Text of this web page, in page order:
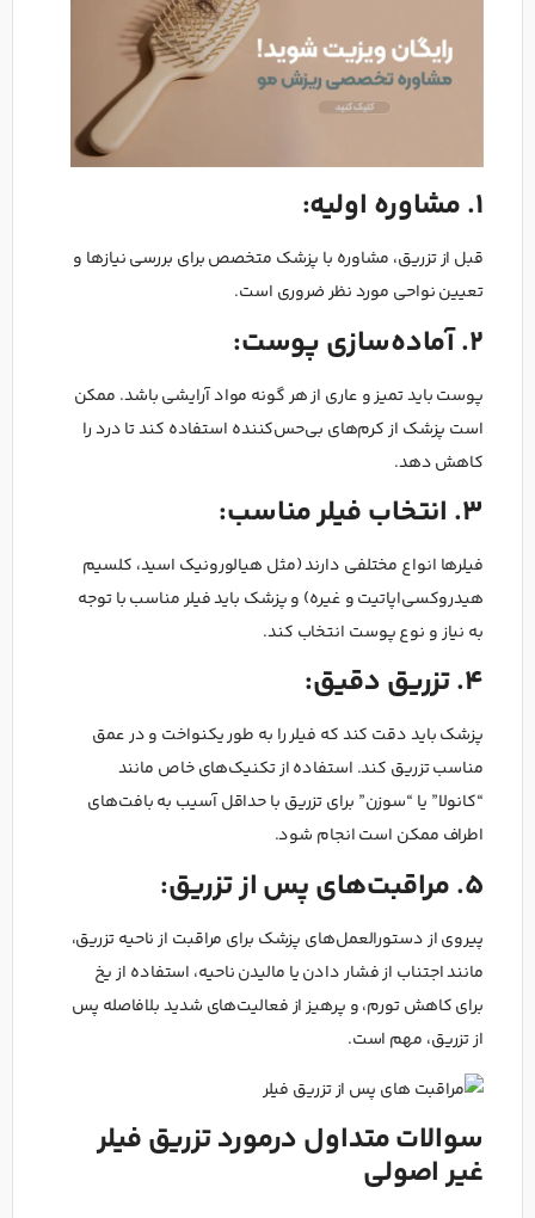
1. مشاوره اولیه:
قبل از تزریق، مشاوره با پزشک متخصص برای بررسی نیازها و
تعیین نواحی مورد نظر ضروری است.
2. آماده‌سازی پوست:
پوست باید تمیز و عاری از هر گونه مواد آرایشی باشد. ممکن
است پزشک از کرم‌های بی‌حس‌کننده استفاده کند تا درد را
کاهش دهد.
3. انتخاب فیلر مناسب:
فیلرها انواع مختلفی دارند (مثل هیالورونیک اسید، کلسیم
هیدروکسی‌اپاتیت و غیره) و پزشک باید فیلر مناسب با توجه
به نیاز و نوع پوست انتخاب کند.
4. تزریق دقیق:
پزشک باید دقت کند که فیلر را به طور یکنواخت و در عمق
مناسب تزریق کند. استفاده از تکنیک‌های خاص مانند
“کانولا” یا “سوزن” برای تزریق با حداقل آسیب به بافت‌های
اطراف ممکن است انجام شود.
5. مراقبت‌های پس از تزریق:
پیروی از دستورالعمل‌های پزشک برای مراقبت از ناحیه تزریق،
مانند اجتناب از فشار دادن یا مالیدن ناحیه، استفاده از یخ
برای کاهش تورم، و پرهیز از فعالیت‌های شدید بلافاصله پس
از تزریق، مهم است.
سوالات متداول درمورد تزریق فیلر
غیر اصولی